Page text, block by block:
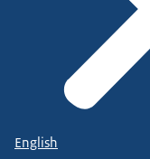
English